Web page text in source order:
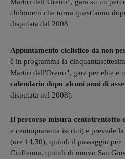
chilometri che torna quest’anno
disputata dal 2008
Appuntamento ciclistico da non
è in programma la
Martiri dell'Oreno", gare per elite e
calendario dopo alcuni anni di
disputata nel 2008).
Il percorso misura centotrentotto
e centoquaranta iscritti) e prevede
(ore 14,30), quindi il passaggio
Ciuffenna, quindi di nuovo San